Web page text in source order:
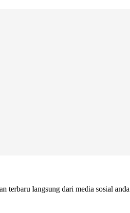
terbaru langsung dari media sosial anda